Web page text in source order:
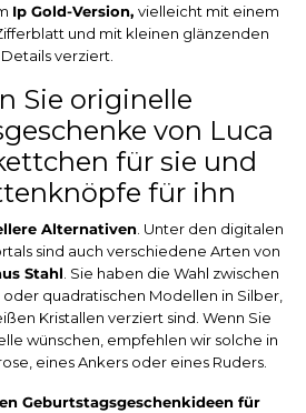
Ip Gold-Version, vielleicht mit einem
und mit kleinen glänzenden
Details verziert.
Sie originelle
von Luca
für sie und
für ihn
Alternativen . Unter den digitalen
sind auch verschiedene Arten von
Stahl . Sie haben die Wahl zwischen
quadratischen Modellen in Silber,
Kristallen verziert sind. Wenn Sie
wünschen, empfehlen wir solche in
eines Ankers oder eines Ruders.
Geburtstagsgeschenkideen für